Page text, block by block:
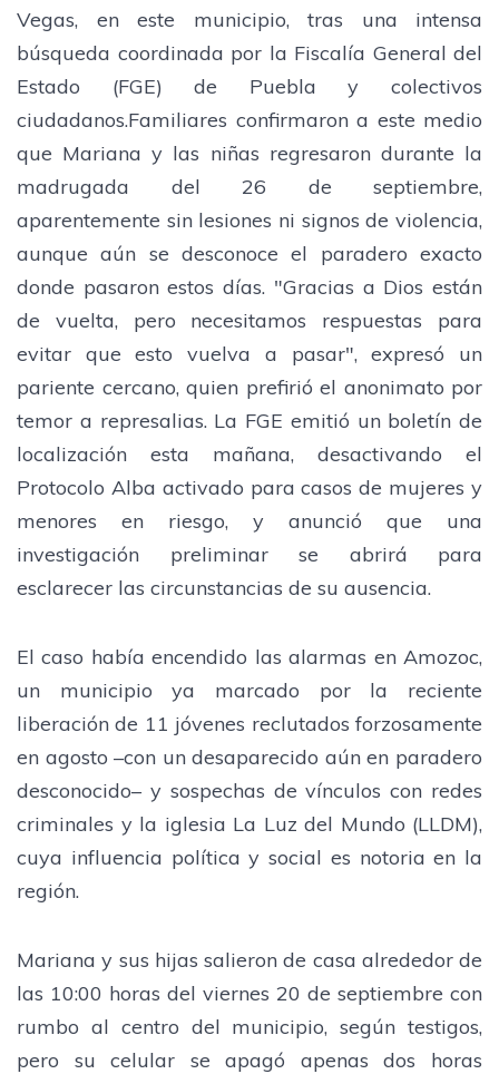
Vegas, en este municipio, tras una intensa
búsqueda coordinada por la Fiscalía General del
Estado (FGE) de Puebla y colectivos
ciudadanos.Familiares confirmaron a este medio
que Mariana y las niñas regresaron durante la
madrugada del 26 de septiembre,
aparentemente sin lesiones ni signos de violencia,
aunque aún se desconoce el paradero exacto
donde pasaron estos días. "Gracias a Dios están
de vuelta, pero necesitamos respuestas para
evitar que esto vuelva a pasar", expresó un
pariente cercano, quien prefirió el anonimato por
temor a represalias. La FGE emitió un boletín de
localización esta mañana, desactivando el
Protocolo Alba activado para casos de mujeres y
menores en riesgo, y anunció que una
investigación preliminar se abrirá para
esclarecer las circunstancias de su ausencia.
El caso había encendido las alarmas en Amozoc,
un municipio ya marcado por la reciente
liberación de 11 jóvenes reclutados forzosamente
en agosto –con un desaparecido aún en paradero
desconocido– y sospechas de vínculos con redes
criminales y la iglesia La Luz del Mundo (LLDM),
cuya influencia política y social es notoria en la
región.
Mariana y sus hijas salieron de casa alrededor de
las 10:00 horas del viernes 20 de septiembre con
rumbo al centro del municipio, según testigos,
pero su celular se apagó apenas dos horas